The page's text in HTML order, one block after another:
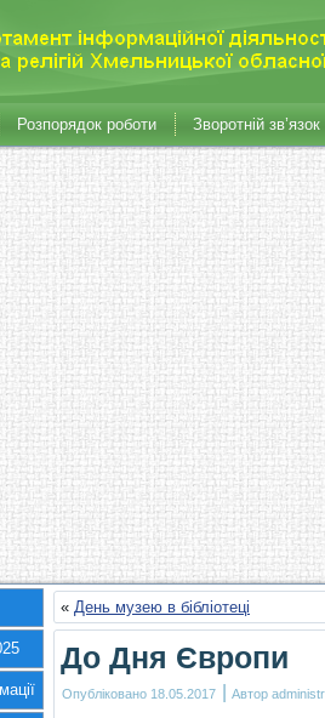
Розпорядок роботи Зворотній зв’язок
« День музею в бібліотеці
До Дня Європи
Опубліковано 18.05.2017 | Автор